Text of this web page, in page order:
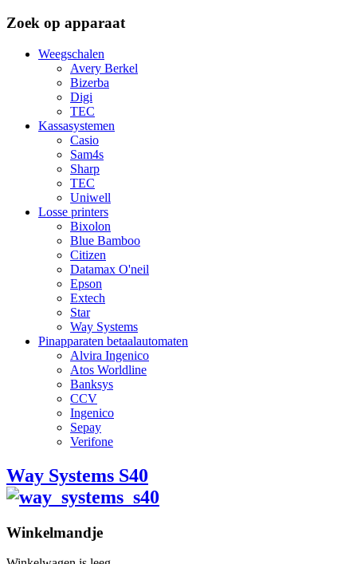
Zoek op apparaat
Weegschalen
Avery Berkel
Bizerba
Digi
TEC
Kassasystemen
Casio
Sam4s
Sharp
TEC
Uniwell
Losse printers
Bixolon
Blue Bamboo
Citizen
Datamax O'neil
Epson
Extech
Star
Way Systems
Pinapparaten betaalautomaten
Alvira Ingenico
Atos Worldline
Banksys
CCV
Ingenico
Sepay
Verifone
Way Systems S40
Winkelmandje